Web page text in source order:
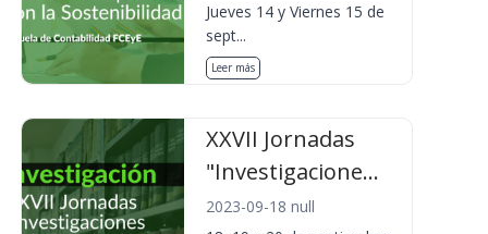
Jueves 14 y Viernes 15 de
sept...
Leer más
XXVII Jornadas
"Investigacione...
2023-09-18 null